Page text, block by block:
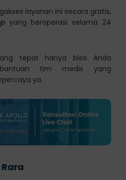
layanan ini secara gratis,
yang beroperasi selama 24
tepat hanya bisa Anda
tim medis yang
ya.
Rara